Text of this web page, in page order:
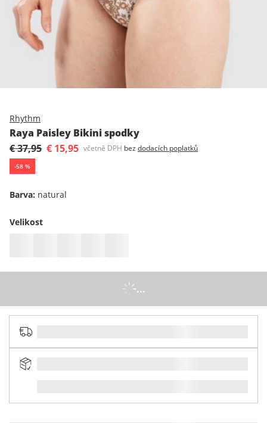
Rhythm
Raya Paisley Bikini spodky
€ 37,95 € 15,95 včetně DPH bez dodacích poplatků
-58 %
Barva: natural
Velikost
...